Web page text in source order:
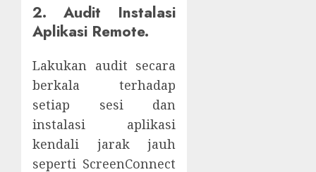
2. Audit Instalasi
Aplikasi Remote.
Lakukan audit secara
berkala terhadap
setiap sesi dan
instalasi aplikasi
kendali jarak jauh
seperti ScreenConnect